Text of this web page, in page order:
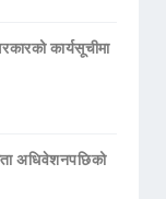
कार्यसूचीमा
अधिवेशनपछिको